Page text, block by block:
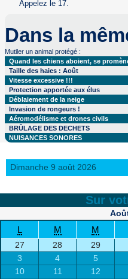
Appelez le 17.
Dans la
Mutiler un animal protégé :
Quand les chiens aboient, se
Taille des haies : Août
Vitesse excessive !!!
Protection apportée aux élus
Déblaiement de la neige
Invasion de rongeurs !
Aéromodélisme et drones civils
BRÛLAGE DES DECHETS
NUISANCES SONORES
Dimanche 9 août 2026
Sur
L M M
27 28 29
3
4 5
10
11 12